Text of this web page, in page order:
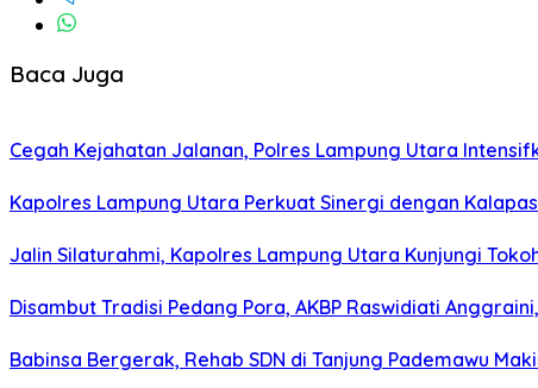
Baca Juga
Cegah Kejahatan Jalanan, Polres Lampung Utara
Kapolres Lampung Utara Perkuat Sinergi dengan
Jalin Silaturahmi, Kapolres Lampung Utara Kunjungi
Disambut Tradisi Pedang Pora, AKBP Raswidiati
Babinsa Bergerak, Rehab SDN di Tanjung Pademawu